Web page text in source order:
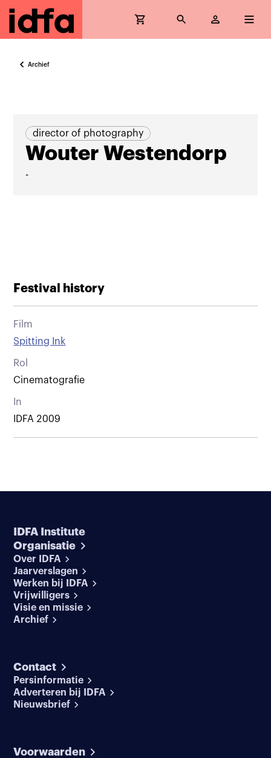
Archief
director of photography
Wouter Westendorp
-
Festival history
Film
Spitting Ink
Rol
Cinematografie
In
IDFA 2009
IDFA Institute
Organisatie
Over IDFA
Jaarverslagen
Werken bij IDFA
Vrijwilligers
Visie en missie
Archief
Contact
Persinformatie
Adverteren bij IDFA
Nieuwsbrief
Voorwaarden